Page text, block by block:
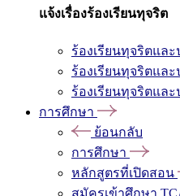
แจ้งเรื่องร้องเรียนทุจริต
ร้องเรียนทุจริตแล
ร้องเรียนทุจริตแล
ร้องเรียนทุจริตแล
การศึกษา
ย้อนกลับ
การศึกษา
หลักสูตรที่เปิดสอน
สมัครเข้าศึกษา